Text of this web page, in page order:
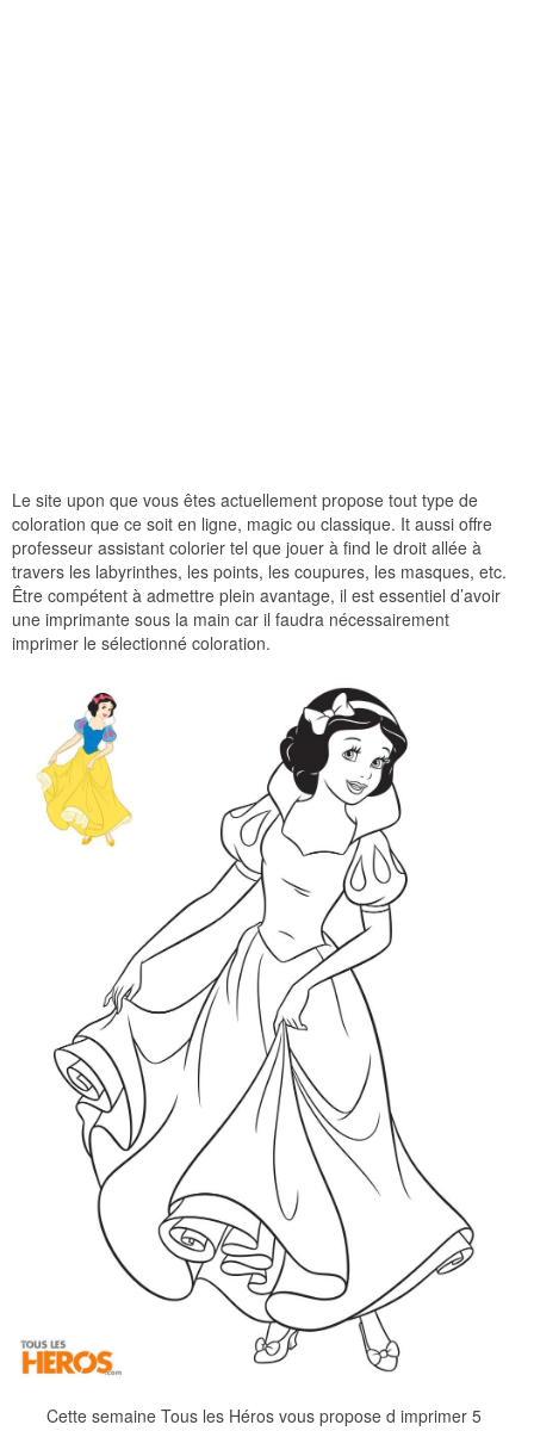
Le site upon que vous êtes actuellement propose tout type de
coloration que ce soit en ligne, magic ou classique. It aussi offre
professeur assistant colorier tel que jouer à find le droit allée à
travers les labyrinthes, les points, les coupures, les masques, etc.
Être compétent à admettre plein avantage, il est essentiel d’avoir
une imprimante sous la main car il faudra nécessairement
imprimer le sélectionné coloration.
Cette semaine Tous les Héros vous propose d imprimer 5